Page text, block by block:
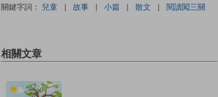
關鍵字詞： 兒童 | 故事 | 小篇 | 散文 | 閱讀闖三關
相關文章